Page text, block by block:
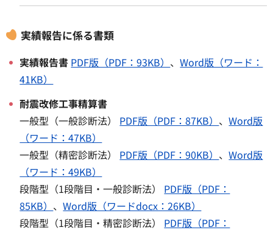
実績報告に係る書類
実績報告書 PDF版（PDF：93KB） 、Word版（ワード：
41KB）
耐震改修工事精算書
一般型（一般診断法） PDF版（PDF：87KB） 、Word版
（ワード：47KB）
一般型（精密診断法） PDF版（PDF：90KB） 、Word版
（ワード：49KB）
段階型（1段階目・一般診断法） PDF版（PDF：
85KB） 、Word版（ワードdocx：26KB）
段階型（1段階目・精密診断法） PDF版（PDF：